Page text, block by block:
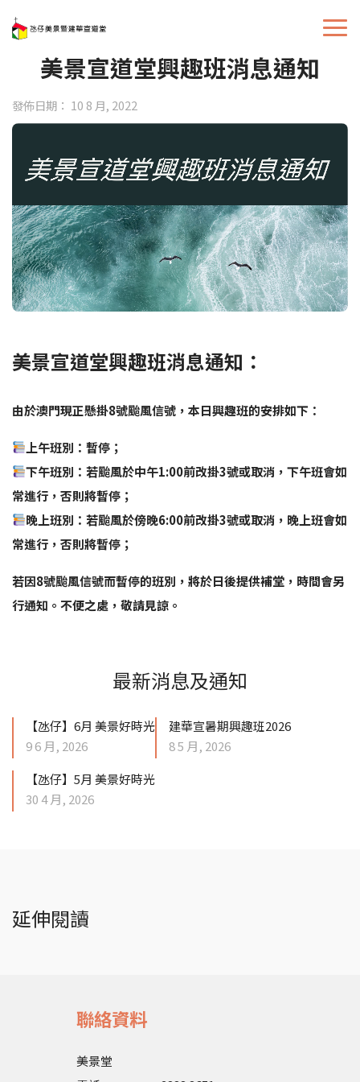
美景宣道堂興趣班消息通知
發佈日期： 10 8 月, 2022
美景宣道堂興趣班消息通知：
由於澳門現正懸掛8號颱風信號，本日興趣班的安排如下：
上午班別：暫停；
下午班別：若颱風於中午1:00前改掛3號或取消，下午班會如
常進行，否則將暫停；
晚上班別：若颱風於傍晚6:00前改掛3號或取消，晚上班會如
常進行，否則將暫停；
若因8號颱風信號而暫停的班別，將於日後提供補堂，時間會另
行通知。不便之處，敬請見諒。
最新消息及通知
【氹仔】6月 美景好時光
9 6 月, 2026
建華宣暑期興趣班2026
8 5 月, 2026
【氹仔】5月 美景好時光
30 4 月, 2026
延伸閱讀
聯絡資料
美景堂